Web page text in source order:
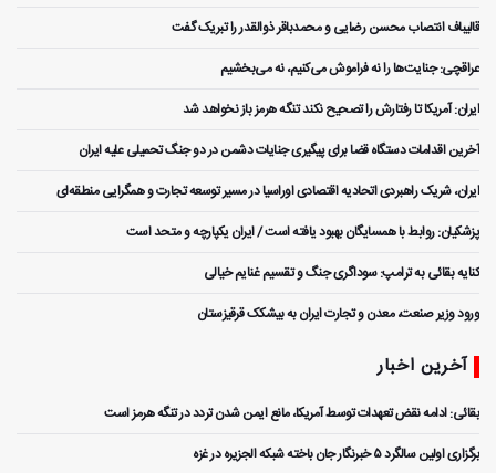
قالیباف انتصاب محسن رضایی و محمدباقر ذوالقدر را تبریک گفت
عراقچی: جنایت‌ها را نه فراموش می‌کنیم، نه می‌بخشیم
ایران: آمریکا تا رفتارش را تصحیح نکند تنگه هرمز باز نخواهد شد
آخرین اقدامات دستگاه قضا برای پیگیری جنایات دشمن در دو جنگ تحمیلی علیه ایران
ایران، شریک راهبردی اتحادیه اقتصادی اوراسیا در مسیر توسعه تجارت و همگرایی منطقه‌ای
پزشکیان: روابط با همسایگان بهبود یافته است / ایران یکپارچه و متحد است
کنایه بقائی به ترامپ: سوداگری جنگ و تقسیم غنایم خیالی
ورود وزیر صنعت، معدن و تجارت ایران به بیشکک قرقیزستان
آخرین اخبار
بقائی: ادامه نقض‌ تعهدات توسط آمریکا، مانع ایمن شدن تردد در تنگه هرمز است
برگزاری اولین سالگرد ۵ خبرنگار جان باخته شبکه الجزیره در غزه